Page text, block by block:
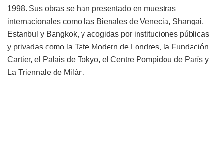
1998. Sus obras se han presentado en muestras
internacionales como las Bienales de Venecia, Shangai,
Estanbul y Bangkok, y acogidas por instituciones públicas
y privadas como la Tate Modern de Londres, la Fundación
Cartier, el Palais de Tokyo, el Centre Pompidou de París y
La Triennale de Milán.